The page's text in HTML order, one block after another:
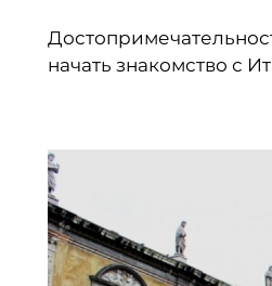
начать знакомство с